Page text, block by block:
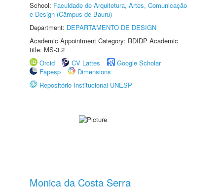
School: Faculdade de Arquitetura, Artes, Comunicação
e Design (Câmpus de Bauru)
Department: DEPARTAMENTO DE DESIGN
Academic Appointment Category: RDIDP Academic
title: MS-3.2
Orcid
CV Lattes
Google Scholar
Fapesp
Dimensions
Repositório Institucional UNESP
Monica da Costa Serra